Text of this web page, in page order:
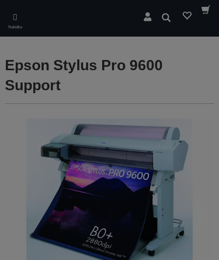
main
content
Nabídka
Hledat
Epson Stylus Pro 9600
Support